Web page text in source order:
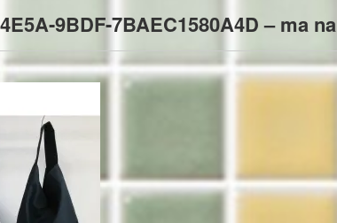
9BDF-7BAEC1580A4D – ma na